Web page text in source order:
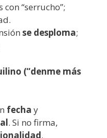
“serrucho”;
se desploma;
(“denme más
fecha y
. Si no firma,
.